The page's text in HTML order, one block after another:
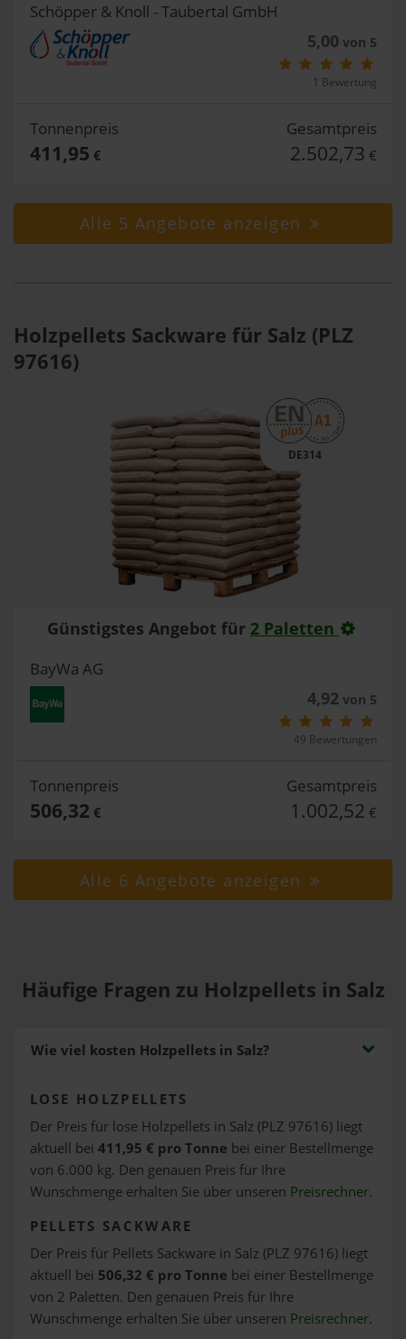
Schöpper & Knoll - Taubertal GmbH
5,00 von 5
1 Bewertung
Tonnenpreis
411,95 €
Gesamtpreis
2.502,73 €
Alle 5 Angebote anzeigen
Holzpellets Sackware für Salz (PLZ
97616)
DE314
Günstigstes Angebot für 2 Paletten
BayWa AG
4,92von 5
49 Bewertungen
Tonnenpreis
506,32 €
Gesamtpreis
1.002,52 €
Alle 6 Angebote anzeigen
Häufige Fragen zu Holzpellets in Salz
Wie viel kosten Holzpellets in Salz?
LOSE HOLZPELLETS
Der Preis für lose Holzpellets in Salz (PLZ 97616) liegt
aktuell bei 411,95 € pro Tonne bei einer Bestellmenge
von 6.000 kg. Den genauen Preis für Ihre
Wunschmenge erhalten Sie über unseren Preisrechner.
PELLETS SACKWARE
Der Preis für Pellets Sackware in Salz (PLZ 97616) liegt
aktuell bei 506,32 € pro Tonne bei einer Bestellmenge
von 2 Paletten. Den genauen Preis für Ihre
Wunschmenge erhalten Sie über unseren Preisrechner.